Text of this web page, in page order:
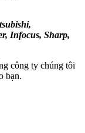
Infocus, Sharp,
công ty chúng tôi
bạn.